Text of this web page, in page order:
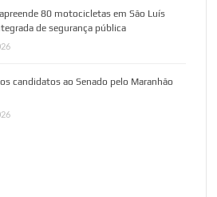
80 motocicletas em São Luís
de segurança pública
candidatos ao Senado pelo Maranhão